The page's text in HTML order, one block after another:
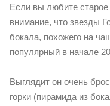
Если вы любите
внимание, что звезды
бокала, похожего на
популярный в начале
Выглядит он очень
горки (пирамида из